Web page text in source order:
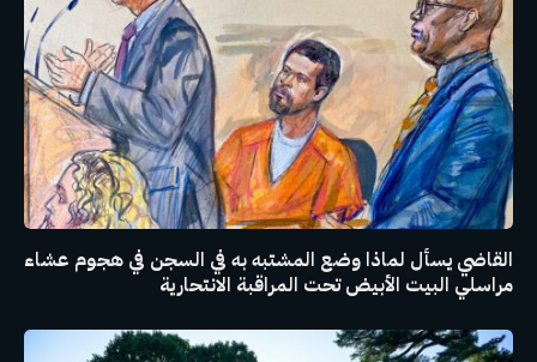
القاضي يسأل لماذا وضع المشتبه به في السجن في هجوم عشاء
مراسلي البيت الأبيض تحت المراقبة الانتحارية